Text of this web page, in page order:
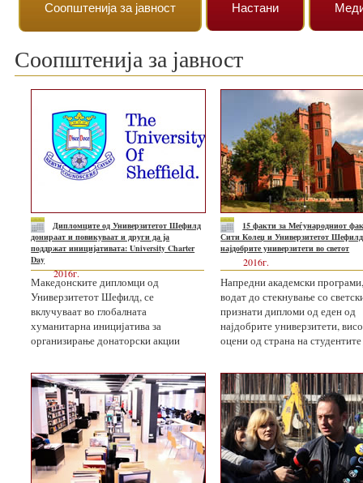
Соопштенија за јавност Настани
Соопштенија за јавност
Дипломците од Универзитетот Шефилд
донираат и повикуваат и други да ја
поддржат иницијативата: University Charter
Day
2016г.
Македонските дипломци од
Универзитетот Шефилд, се
вклучуваат во глобалната
хуманитарна иницијатива за
организирање донаторски акции
15 факти зa Меѓународниот
Сити Колеџ и Универзитетот
најдобрите универзитети во светот
2016г.
Напредни академски
водат до стекнување со
признати дипломи од еден од
најдобрите универзитети,
оцени од страна на студентите